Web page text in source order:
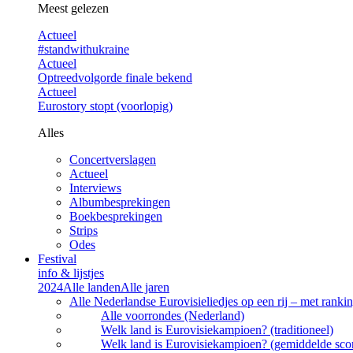
Meest gelezen
Actueel
#standwithukraine
Actueel
Optreedvolgorde finale bekend
Actueel
Eurostory stopt (voorlopig)
Alles
Concertverslagen
Actueel
Interviews
Albumbesprekingen
Boekbesprekingen
Strips
Odes
Festival
info & lijstjes
2024Alle landenAlle jaren
Alle Nederlandse Eurovisieliedjes op een rij – met
Alle voorrondes (Nederland)
Welk land is Eurovisiekampioen? (traditioneel)
Welk land is Eurovisiekampioen? (gemiddelde